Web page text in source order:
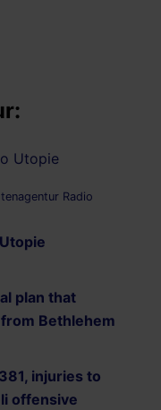
Utopie
Radio
plan that
Bethlehem
injuries to
offensive